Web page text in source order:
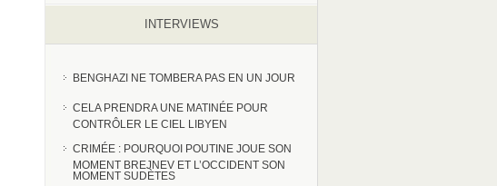
INTERVIEWS
BENGHAZI NE TOMBERA PAS EN UN JOUR
CELA PRENDRA UNE MATINÉE POUR
CONTRÔLER LE CIEL LIBYEN
CRIMÉE : POURQUOI POUTINE JOUE SON
MOMENT BREJNEV ET L’OCCIDENT SON
MOMENT SUDÈTES